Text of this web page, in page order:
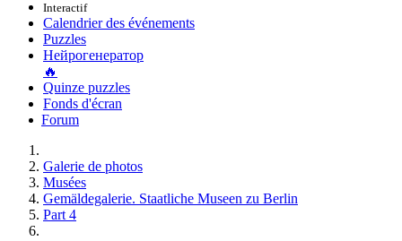
Interactif
Calendrier des événements
Puzzles
Нейрогенератор
🔥
Quinze puzzles
Fonds d'écran
Forum
Galerie de photos
Musées
Gemäldegalerie. Staatliche Museen zu Berlin
Part 4